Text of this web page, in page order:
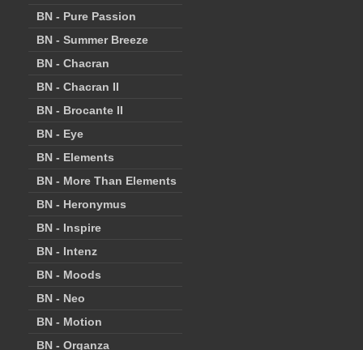
BN - Pure Passion
BN - Summer Breeze
BN - Chacran
BN - Chacran II
BN - Brocante II
BN - Eye
BN - Elements
BN - More Than Elements
BN - Heronymus
BN - Inspire
BN - Intenz
BN - Moods
BN - Neo
BN - Motion
BN - Organza